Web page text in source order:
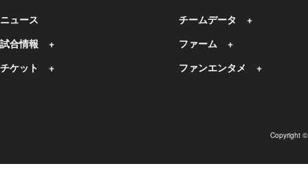
ニュース
試合情報
チケット
チームデータ
ファーム
ファンエンタメ
Copyright